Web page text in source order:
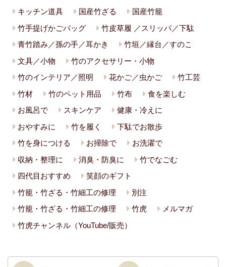
キッチン道具
国産竹ざる
国産竹籠
竹手提げかごバッグ
竹皮草履 ／スリッパ／下駄
青竹踏み／孫の手／耳かき
竹垣／縁台／すのこ
文具／小物
竹のアクセサリー・小物
竹のインテリア／照明
花かご／虫かご
竹工芸
竹材
竹のペット用品 竹布
食を楽しむ
お風呂で
スキンケア
健康・冷えに
おやすみに
竹を履く
下駄でお散歩
竹を身につける
お掃除で
お洗濯で
収納・整理に
消臭・防臭に
竹でなごむ
四代目おすすめ
笑顔のギフト
竹籠・竹ざる・竹細工の修理
別注
竹籠・竹ざる・竹細工の修理
竹虎
メルマガ
竹虎チャンネル（YouTube/販売）